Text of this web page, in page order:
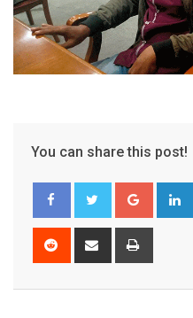
You can share this post!
Google+
Reddit
Share